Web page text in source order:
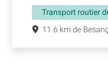
Transport routier
11.6 km de